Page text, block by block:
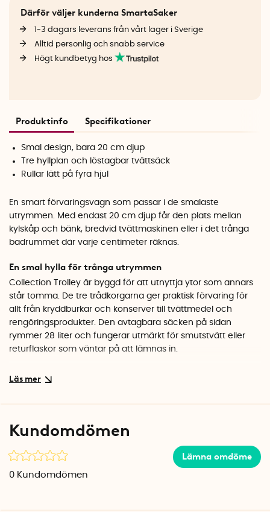
Därför väljer kunderna SmartaSaker
1-3 dagars leverans från vårt lager i Sverige
Alltid personlig och snabb service
Högt kundbetyg hos
Produktinfo Specifikationer
Smal design, bara 20 cm djup
Tre hyllplan och löstagbar tvättsäck
Rullar lätt på fyra hjul
En smart förvaringsvagn som passar i de smalaste
utrymmen. Med endast 20 cm djup får den plats mellan
kylskåp och bänk, bredvid tvättmaskinen eller i det trånga
badrummet där varje centimeter räknas.
En smal hylla för trånga utrymmen
Collection Trolley är byggd för att utnyttja ytor som annars
står tomma. De tre trådkorgarna ger praktisk förvaring för
allt från kryddburkar och konserver till tvättmedel och
rengöringsprodukter. Den avtagbara säcken på sidan
rymmer 28 liter och fungerar utmärkt för smutstvätt eller
returflaskor som väntar på att lämnas in.
Robust konstruktion som rullar dit du behöver den
bakom. Säcken i polyester kan lyftas av och bäras separat
Mått: 58 x 20 x 80 cm (B x D x H)
Kundomdömen
Lämna omdöme
0 Kundomdömen